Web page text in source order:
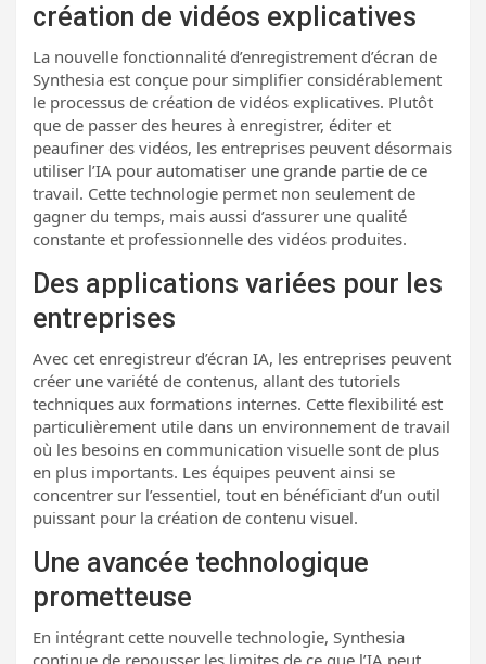
création de vidéos explicatives
La nouvelle fonctionnalité d’enregistrement d’écran de
Synthesia est conçue pour simplifier considérablement
le processus de création de vidéos explicatives. Plutôt
que de passer des heures à enregistrer, éditer et
peaufiner des vidéos, les entreprises peuvent désormais
utiliser l’IA pour automatiser une grande partie de ce
travail. Cette technologie permet non seulement de
gagner du temps, mais aussi d’assurer une qualité
constante et professionnelle des vidéos produites.
Des applications variées pour les
entreprises
Avec cet enregistreur d’écran IA, les entreprises peuvent
créer une variété de contenus, allant des tutoriels
techniques aux formations internes. Cette flexibilité est
particulièrement utile dans un environnement de travail
où les besoins en communication visuelle sont de plus
en plus importants. Les équipes peuvent ainsi se
concentrer sur l’essentiel, tout en bénéficiant d’un outil
puissant pour la création de contenu visuel.
Une avancée technologique
prometteuse
En intégrant cette nouvelle technologie, Synthesia